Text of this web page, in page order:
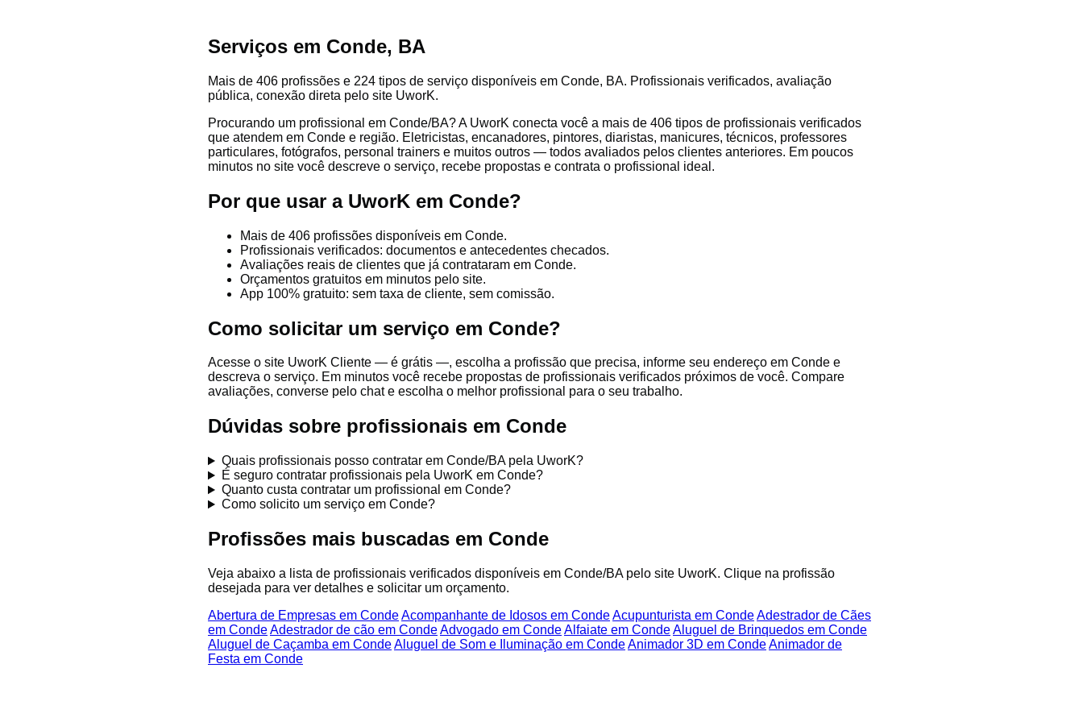
Serviços em Conde, BA
Mais de 406 profissões e 224 tipos de serviço disponíveis em Conde, BA. Profissionais verificados, avaliação
pública, conexão direta pelo site UworK.
Procurando um profissional em Conde/BA? A UworK conecta você a mais de 406 tipos de profissionais verificados
que atendem em Conde e região. Eletricistas, encanadores, pintores, diaristas, manicures, técnicos, professores
particulares, fotógrafos, personal trainers e muitos outros — todos avaliados pelos clientes anteriores. Em poucos
minutos no site você descreve o serviço, recebe propostas e contrata o profissional ideal.
Por que usar a UworK em Conde?
Mais de 406 profissões disponíveis em Conde.
Profissionais verificados: documentos e antecedentes checados.
Avaliações reais de clientes que já contrataram em Conde.
Orçamentos gratuitos em minutos pelo site.
App 100% gratuito: sem taxa de cliente, sem comissão.
Como solicitar um serviço em Conde?
Acesse o site UworK Cliente — é grátis —, escolha a profissão que precisa, informe seu endereço em Conde e
descreva o serviço. Em minutos você recebe propostas de profissionais verificados próximos de você. Compare
avaliações, converse pelo chat e escolha o melhor profissional para o seu trabalho.
Dúvidas sobre profissionais em Conde
Quais profissionais posso contratar em Conde/BA pela UworK?
É seguro contratar profissionais pela UworK em Conde?
Quanto custa contratar um profissional em Conde?
Como solicito um serviço em Conde?
Profissões mais buscadas em Conde
Veja abaixo a lista de profissionais verificados disponíveis em Conde/BA pelo site UworK. Clique na profissão
desejada para ver detalhes e solicitar um orçamento.
Abertura de Empresas em CondeAcompanhante de Idosos em CondeAcupunturista em CondeAdestrador de Cães
em CondeAdestrador de cão em CondeAdvogado em CondeAlfaiate em CondeAluguel de Brinquedos em Conde
Aluguel de Caçamba em CondeAluguel de Som e Iluminação em CondeAnimador 3D em CondeAnimador de
Festa em Conde